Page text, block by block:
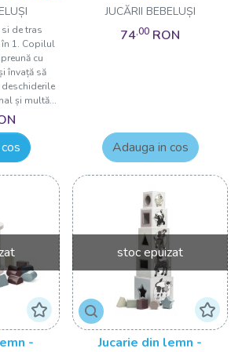
de tras
1. Copilul
cu
învață să
și multă...
JUCĂRII BEBELUȘI
74,00 RON
Adauga in cos
-
stoc epuizat
Jucarie din lemn -